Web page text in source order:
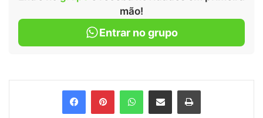
mão!
Entrar no grupo
FacebookPinterestWhatsApp
Compartilhar via e-mail Imprimir